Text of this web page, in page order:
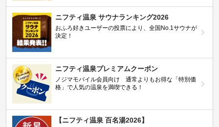
ニフティ温泉 サウナランキング2026
おふろ好きユーザーの投票により、全国No.1サウナが
決定！
ニフティ温泉プレミアムクーポン
ノジマモバイル会員向け 通常よりもお得な「特別価
格」で人気の温泉を満喫できる！
【ニフティ温泉 百名湯2026】